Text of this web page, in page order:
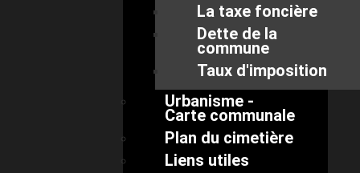
La taxe foncière
Dette de la
commune
Taux d'imposition
Urbanisme -
Carte communale
Plan du cimetière
Liens utiles